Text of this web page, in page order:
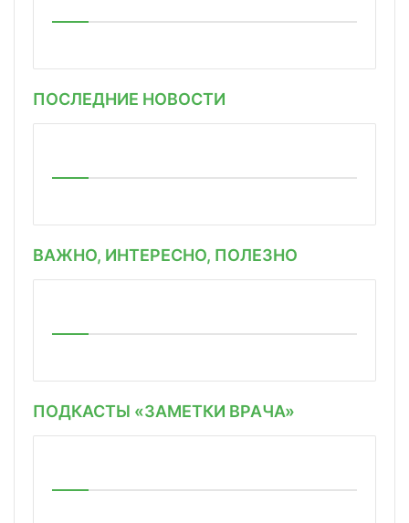
ПОСЛЕДНИЕ НОВОСТИ
ВАЖНО, ИНТЕРЕСНО, ПОЛЕЗНО
ПОДКАСТЫ «ЗАМЕТКИ ВРАЧА»